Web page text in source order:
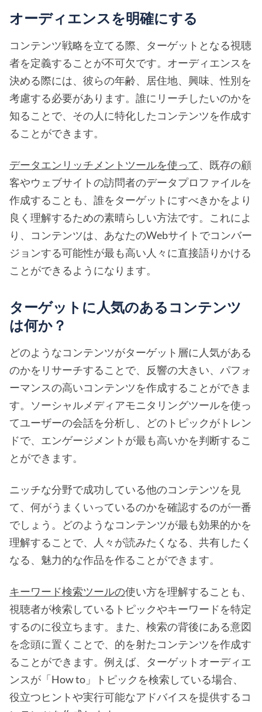
オーディエンスを明確にする
コンテンツ戦略を立てる際、ターゲットとなる視聴
者を定義することが不可欠です。オーディエンスを
決める際には、彼らの年齢、居住地、興味、性別を
考慮する必要があります。誰にリーチしたいのかを
知ることで、その人に特化したコンテンツを作成す
ることができます。
データエンリッチメントツールを使って、既存の顧
客やウェブサイトの訪問者のデータプロファイルを
作成することも、誰をターゲットにすべきかをより
良く理解するための素晴らしい方法です。これによ
り、コンテンツは、あなたのWebサイトでコンバー
ジョンする可能性が最も高い人々に直接語りかける
ことができるようになります。
ターゲットに人気のあるコンテンツ
は何か？
どのようなコンテンツがターゲット層に人気がある
のかをリサーチすることで、反響の大きい、パフォ
ーマンスの高いコンテンツを作成することができま
す。ソーシャルメディアモニタリングツールを使っ
てユーザーの会話を分析し、どのトピックがトレン
ドで、エンゲージメントが最も高いかを判断するこ
とができます。
ニッチな分野で成功している他のコンテンツを見
て、何がうまくいっているのかを確認するのが一番
でしょう。どのようなコンテンツが最も効果的かを
理解することで、人々が読みたくなる、共有したく
なる、魅力的な作品を作ることができます。
キーワード検索ツールの使い方を理解することも、
視聴者が検索しているトピックやキーワードを特定
するのに役立ちます。また、検索の背後にある意図
を念頭に置くことで、的を射たコンテンツを作成す
ることができます。例えば、ターゲットオーディエ
ンスが「How to」トピックを検索している場合、
役立つヒントや実行可能なアドバイスを提供するコ